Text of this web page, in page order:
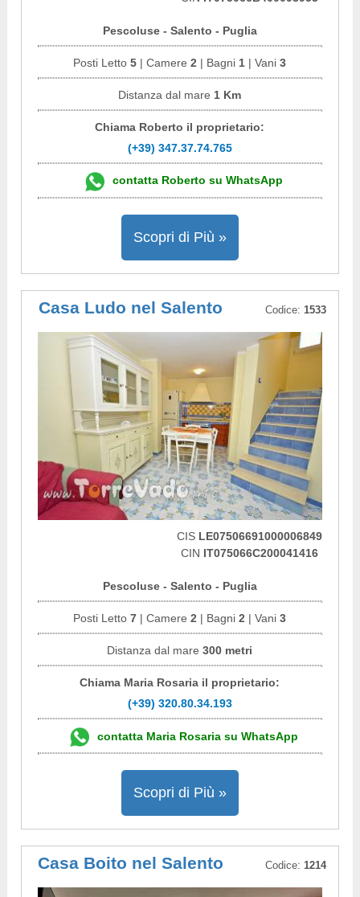
Pescoluse - Salento - Puglia
Posti Letto5 | Camere2 | Bagni 1 | Vani3
Distanza dal mare 1 Km
Chiama Roberto il proprietario:
(+39) 347.37.74.765
contatta Roberto su WhatsApp
Scopri di Più »
Casa Ludo nel Salento Codice: 1533
CIS LE07506691000006849
CIN IT075066C200041416
Pescoluse - Salento - Puglia
Posti Letto7 | Camere2 | Bagni2 | Vani3
Distanza dal mare300 metri
Chiama Maria Rosaria il proprietario:
(+39) 320.80.34.193
contatta Maria Rosaria su WhatsApp
Scopri di Più »
Casa Boito nel Salento Codice: 1214